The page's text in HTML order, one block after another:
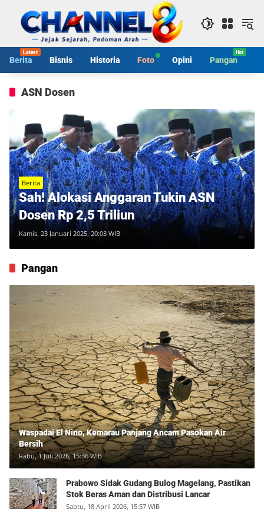
konten
Berita Bisnis Historia Foto Opini Pangan
ASN Dosen
Berita
Sah! Alokasi Anggaran Tukin ASN
Dosen Rp 2,5 Triliun
Kamis, 23 Januari 2025, 20:08 WIB
Pangan
Waspadai El Nino, Kemarau Panjang Ancam Pasokan Air
Bersih
Rabu, 1 Juli 2026, 15:36 WIB
Prabowo Sidak Gudang Bulog Magelang, Pastikan
Stok Beras Aman dan Distribusi Lancar
Sabtu, 18 April 2026, 15:57 WIB